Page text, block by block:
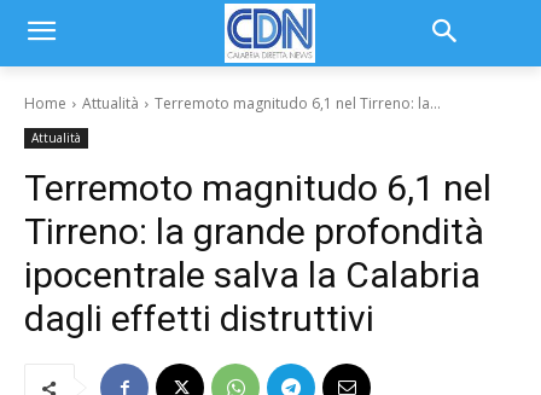
Home Attualità Terremoto magnitudo 6,1 nel Tirreno: la...
Attualità
Terremoto magnitudo 6,1 nel
Tirreno: la grande profondità
ipocentrale salva la Calabria
dagli effetti distruttivi